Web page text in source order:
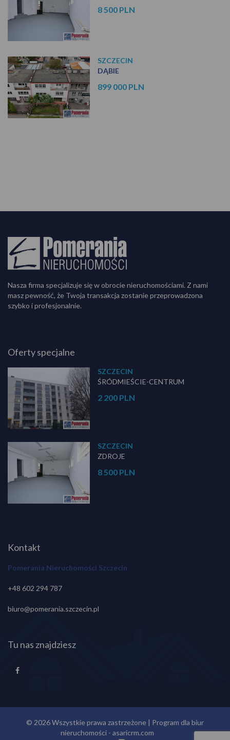
8 500 PLN
SZCZECIN
DĄBIE
899 000 PLN
Nasza firma specjalizuje się w obrocie nieruchomościami. Z nami
masz pewność, że Twoja transakcja zostanie przeprowadzona
szybko i profesjonalnie.
Oferty specjalne
SZCZECIN
ŚRÓDMIEŚCIE-CENTRUM
2 200 PLN
SZCZECIN
ZDROJE
8 500 PLN
Kontakt
Pomerania Nieruchomości Szczecin
+48 602 294 787
biuro@pomerania.szczecin.pl
Tu nas znajdziesz
© 2026 Wszystkie prawa zastrzeżone | Program dla biur
nieruchomości - asaricrm.com